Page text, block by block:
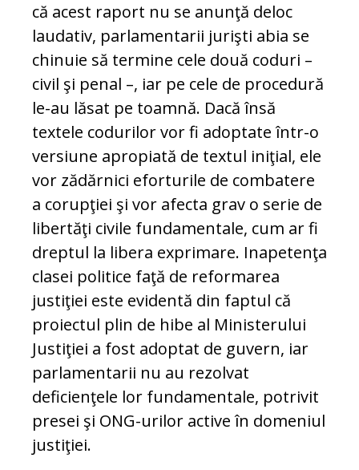
că acest raport nu se anunţă deloc
laudativ, parlamentarii jurişti abia se
chinuie să termine cele două coduri –
civil şi penal –, iar pe cele de procedură
le-au lăsat pe toamnă. Dacă însă
textele codurilor vor fi adoptate într-o
versiune apropiată de textul iniţial, ele
vor zădărnici eforturile de combatere
a corupţiei şi vor afecta grav o serie de
libertăţi civile fundamentale, cum ar fi
dreptul la libera exprimare. Inapetenţa
clasei politice faţă de reformarea
justiţiei este evidentă din faptul că
proiectul plin de hibe al Ministerului
Justiţiei a fost adoptat de guvern, iar
parlamentarii nu au rezolvat
deficienţele lor fundamentale, potrivit
presei şi ONG-urilor active în domeniul
justiţiei.